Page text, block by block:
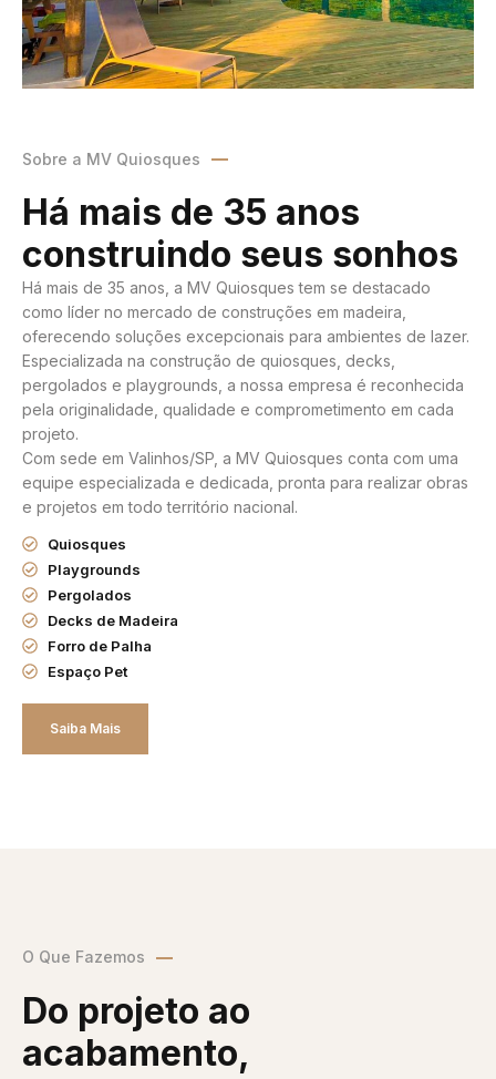
Sobre a MV Quiosques
Há mais de 35 anos
construindo seus sonhos
Há mais de 35 anos, a MV Quiosques tem se destacado
como líder no mercado de construções em madeira,
oferecendo soluções excepcionais para ambientes de lazer.
Especializada na construção de quiosques, decks,
pergolados e playgrounds, a nossa empresa é reconhecida
pela originalidade, qualidade e comprometimento em cada
projeto.
Com sede em Valinhos/SP, a MV Quiosques conta com uma
equipe especializada e dedicada, pronta para realizar obras
e projetos em todo território nacional.
Quiosques
Playgrounds
Pergolados
Decks de Madeira
Forro de Palha
Espaço Pet
Saiba Mais
O Que Fazemos
Do projeto ao
acabamento,